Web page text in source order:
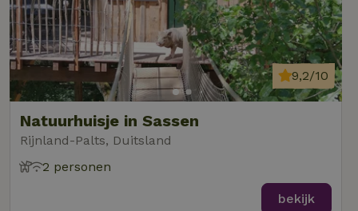
Natuurhuisje in Sassen
Rijnland-Palts, Duitsland
9,2/10
2 personen
bekijk